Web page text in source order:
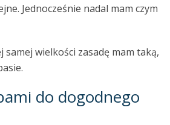
Jednocześnie nadal mam czym
wielkości zasadę mam taką,
do dogodnego